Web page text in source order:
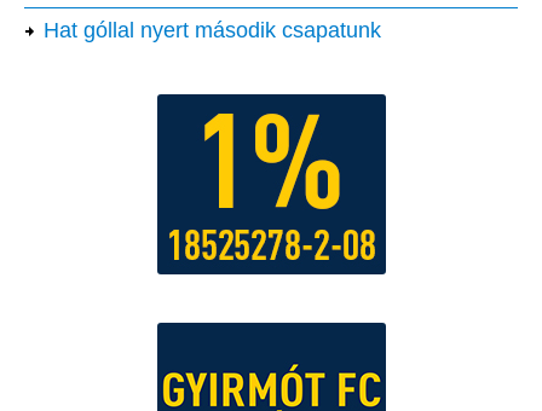
Hat góllal nyert második csapatunk